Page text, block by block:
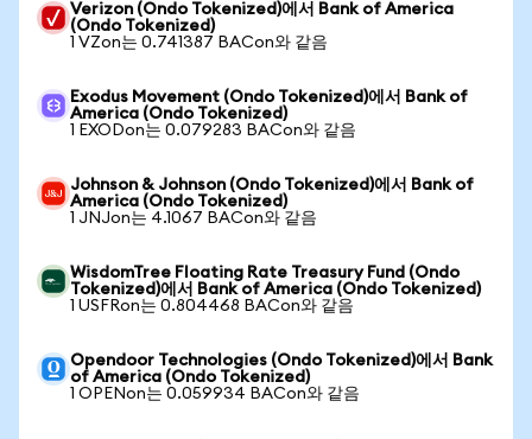
Verizon (Ondo Tokenized)에서 Bank of America
(Ondo Tokenized)
1 VZon는 0.741387 BACon와 같음
Exodus Movement (Ondo Tokenized)에서 Bank of
America (Ondo Tokenized)
1 EXODon는 0.079283 BACon와 같음
Johnson & Johnson (Ondo Tokenized)에서 Bank of
America (Ondo Tokenized)
1 JNJon는 4.1067 BACon와 같음
WisdomTree Floating Rate Treasury Fund (Ondo
Tokenized)에서 Bank of America (Ondo Tokenized)
1 USFRon는 0.804468 BACon와 같음
Opendoor Technologies (Ondo Tokenized)에서 Bank
of America (Ondo Tokenized)
1 OPENon는 0.059934 BACon와 같음